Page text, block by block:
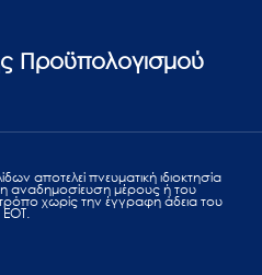
Προϋπολογισμού
αποτελεί πvευματική ιδιοκτησία
αναδημοσίευση μέρους ή του
χωρίς την έγγραφη άδεια του
ΕΟΤ.